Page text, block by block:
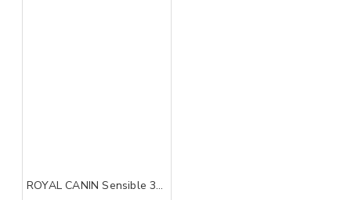
ROYAL CANIN Sensible 33 2kg